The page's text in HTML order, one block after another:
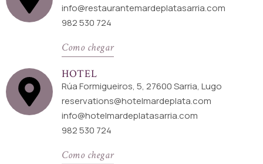
info@restaurantemardeplatasarria.com
982 530 724
Como chegar
HOTEL
Rúa Formigueiros, 5, 27600 Sarria, Lugo
reservations@hotelmardeplata.com
info@hotelmardeplatasarria.com
982 530 724
Como chegar